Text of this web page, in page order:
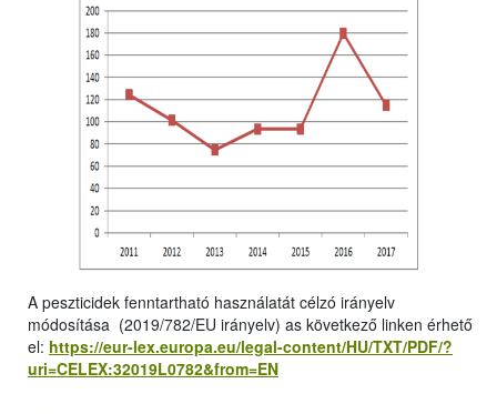
A peszticidek fenntartható használatát célzó irányelv
módosítása (2019/782/EU irányelv) as következő linken érhető
el: https://eur-lex.europa.eu/legal-content/HU/TXT/PDF/?
uri=CELEX:32019L0782&from=EN